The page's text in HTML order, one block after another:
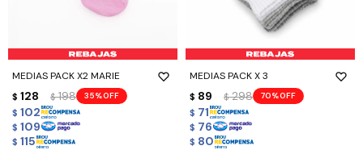
MEDIAS PACK X2 MARIE
$ 128 $ 198 35
$ 102
$ 109
$ 115
MEDIAS PACK X 3
$ 89 $ 298 70
$ 71
$ 76
$ 80